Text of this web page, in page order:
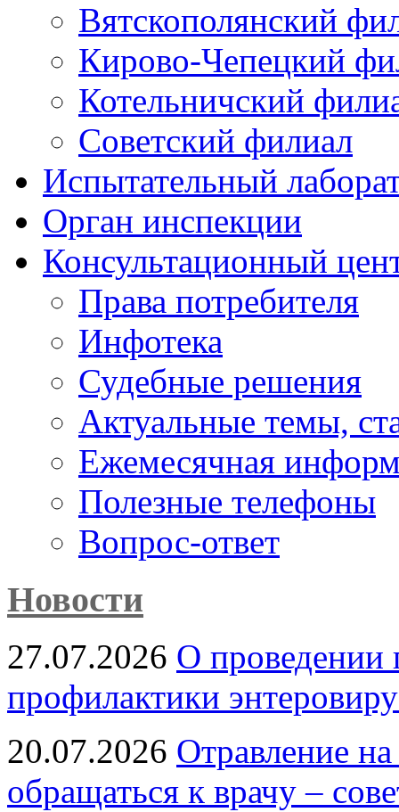
Вятскополянский
Кирово-Чепецкий
Котельничский
Советский филиал
Испытательный
Орган инспекции
Консультационный
Права потребителя
Инфотека
Судебные решения
Актуальные темы,
Ежемесячная
Полезные телефоны
Вопрос-ответ
Новости
27.07.2026 О проведении
профилактики
20.07.2026 Отравление
обращаться к врачу –